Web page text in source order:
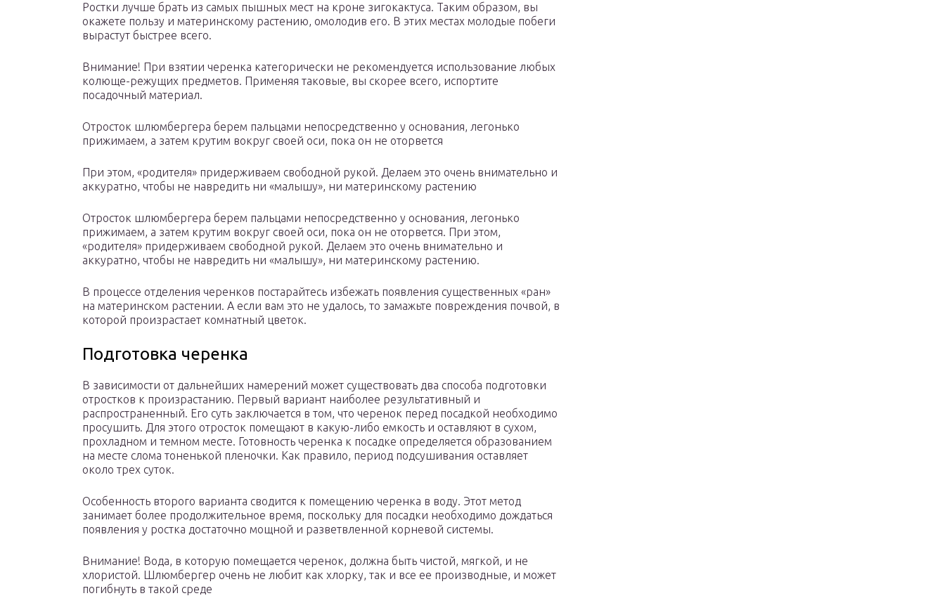
Ростки лучше брать из самых пышных мест на кроне зигокактуса. Таким образом, вы
окажете пользу и материнскому растению, омолодив его. В этих местах молодые побеги
вырастут быстрее всего.
Внимание! При взятии черенка категорически не рекомендуется использование любых
колюще-режущих предметов. Применяя таковые, вы скорее всего, испортите
посадочный материал.
Отросток шлюмбергера берем пальцами непосредственно у основания, легонько
прижимаем, а затем крутим вокруг своей оси, пока он не оторвется
При этом, «родителя» придерживаем свободной рукой. Делаем это очень внимательно и
аккуратно, чтобы не навредить ни «малышу», ни материнскому растению
Отросток шлюмбергера берем пальцами непосредственно у основания, легонько
прижимаем, а затем крутим вокруг своей оси, пока он не оторвется. При этом,
«родителя» придерживаем свободной рукой. Делаем это очень внимательно и
аккуратно, чтобы не навредить ни «малышу», ни материнскому растению.
В процессе отделения черенков постарайтесь избежать появления существенных «ран»
на материнском растении. А если вам это не удалось, то замажьте повреждения почвой, в
которой произрастает комнатный цветок.
Подготовка черенка
В зависимости от дальнейших намерений может существовать два способа подготовки
отростков к произрастанию. Первый вариант наиболее результативный и
распространенный. Его суть заключается в том, что черенок перед посадкой необходимо
просушить. Для этого отросток помещают в какую-либо емкость и оставляют в сухом,
прохладном и темном месте. Готовность черенка к посадке определяется образованием
на месте слома тоненькой пленочки. Как правило, период подсушивания оставляет
около трех суток.
Особенность второго варианта сводится к помещению черенка в воду. Этот метод
занимает более продолжительное время, поскольку для посадки необходимо дождаться
появления у ростка достаточно мощной и разветвленной корневой системы.
Внимание! Вода, в которую помещается черенок, должна быть чистой, мягкой, и не
хлористой. Шлюмбергер очень не любит как хлорку, так и все ее производные, и может
погибнуть в такой среде